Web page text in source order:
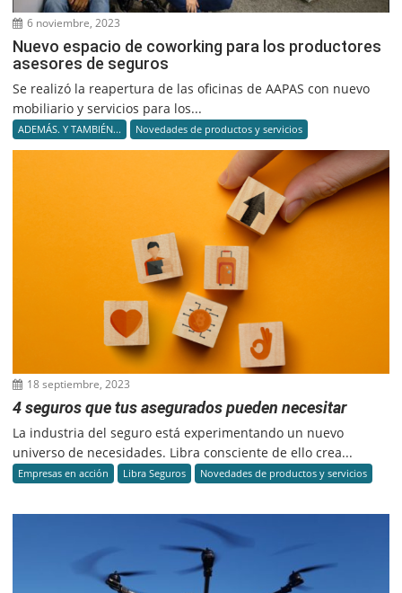
6 noviembre, 2023
Nuevo espacio de coworking para los productores
asesores de seguros
Se realizó la reapertura de las oficinas de AAPAS con nuevo
mobiliario y servicios para los...
ADEMÁS. Y TAMBIÉN... Novedades de productos y servicios
18 septiembre, 2023
4 seguros que tus asegurados pueden necesitar
La industria del seguro está experimentando un nuevo
universo de necesidades. Libra consciente de ello crea...
Empresas en acción Libra Seguros Novedades de productos y servicios